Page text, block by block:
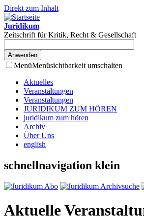
Direkt zum Inhalt
Juridikum
Zeitschrift für Kritik, Recht & Gesellschaft
MenüMenüsichtbarkeit umschalten
Aktuelles
Veranstaltungen
Veranstaltungen
JURIDIKUM ZUM HÖREN
juridikum zum hören
Archiv
Über Uns
english
schnellnavigation klein
Aktuelle